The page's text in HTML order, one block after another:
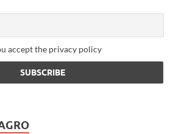
accept the privacy policy